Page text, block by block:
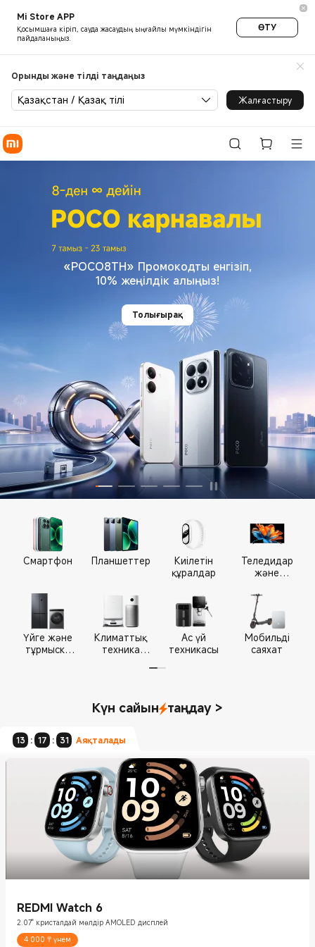
Mi Store APP
Қосымшаға кіріп, сауда жасаудың ыңғайлы мүмкіндігін
пайдаланыңыз.
ӨТУ
Орынды және тілді таңдаңыз
Қазақстан / Қазақ тілі Жалғастыру
Xiaomi ресми дүкені –
«POCO8TH» Промокодты енгізіп,
10% жеңілдік алыңыз!
Толығырақ
Смартфон Планшеттер
Киілетін
құралдар
Теледидар
және
Үйге және
тұрмыска
Климаттық
техника
Ас үй
техникасы
Мобильді
саяхат
Күн сайынтаңдау >
13 : 17 : 30 Аяқталады
REDMI Watch 6
2.07" кристалдай мөлдір AMOLED дисплей
4 000 ₸ үнем